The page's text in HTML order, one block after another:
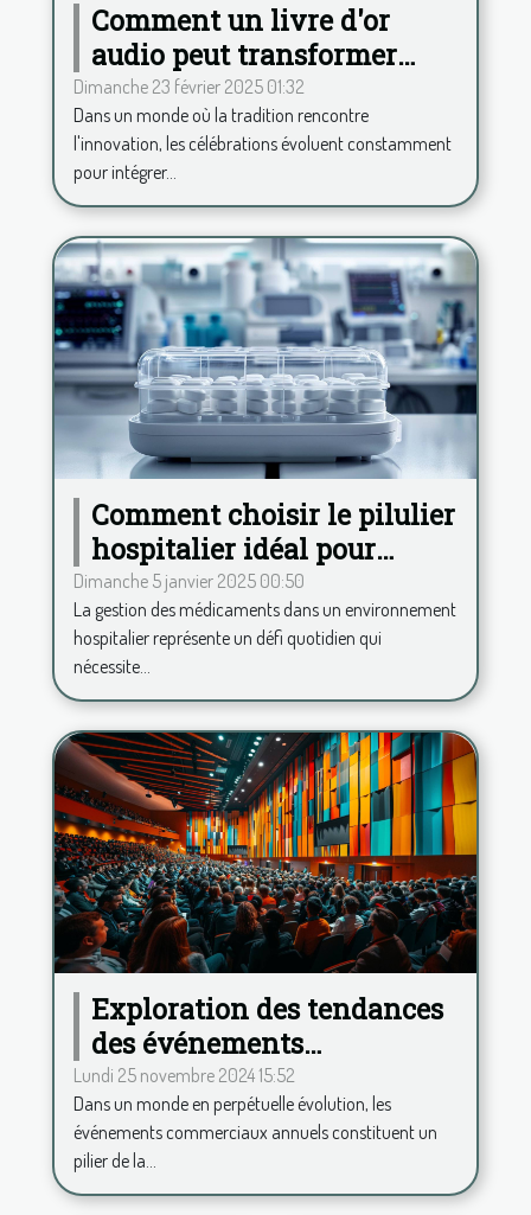
Comment un livre d'or
audio peut transformer
votre célébration
Dimanche 23 février 2025 01:32
Dans un monde où la tradition rencontre
l'innovation, les célébrations évoluent constamment
pour intégrer...
Comment choisir le pilulier
hospitalier idéal pour
améliorer la gestion des
médicaments
Dimanche 5 janvier 2025 00:50
La gestion des médicaments dans un environnement
hospitalier représente un défi quotidien qui
nécessite...
Exploration des tendances
des événements
commerciaux annuels et
leur impact
Lundi 25 novembre 2024 15:52
Dans un monde en perpétuelle évolution, les
événements commerciaux annuels constituent un
pilier de la...